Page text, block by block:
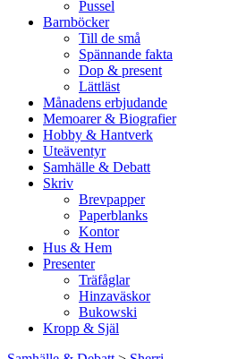
Pussel
Barnböcker
Till de små
Spännande fakta
Dop & present
Lättläst
Månadens erbjudande
Memoarer & Biografier
Hobby & Hantverk
Uteäventyr
Samhälle & Debatt
Skriv
Brevpapper
Paperblanks
Kontor
Hus & Hem
Presenter
Träfåglar
Hinzaväskor
Bukowski
Kropp & Själ